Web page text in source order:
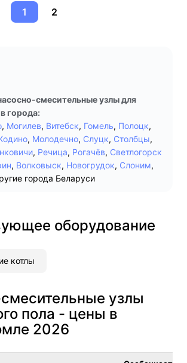
1 2
смесительные узлы для
города:
, Могилев, Витебск, Гомель, Полоцк,
, Молодечно, Слуцк, Столбцы,
, Речица, Рогачёв, Светлогорск
, Волковыск, Новогрудок, Слоним,
города Беларуси
оборудование
котлы
узлы
пола - цены в
2026